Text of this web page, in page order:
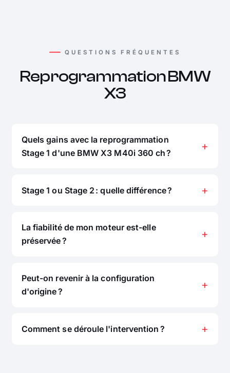
QUESTIONS FRÉQUENTES
Reprogrammation BMW
X3
Quels gains avec la reprogrammation
Stage 1 d'une BMW X3 M40i 360 ch ?
Stage 1 ou Stage 2 : quelle différence ?
La fiabilité de mon moteur est-elle
préservée ?
Peut-on revenir à la configuration
d'origine ?
Comment se déroule l'intervention ?